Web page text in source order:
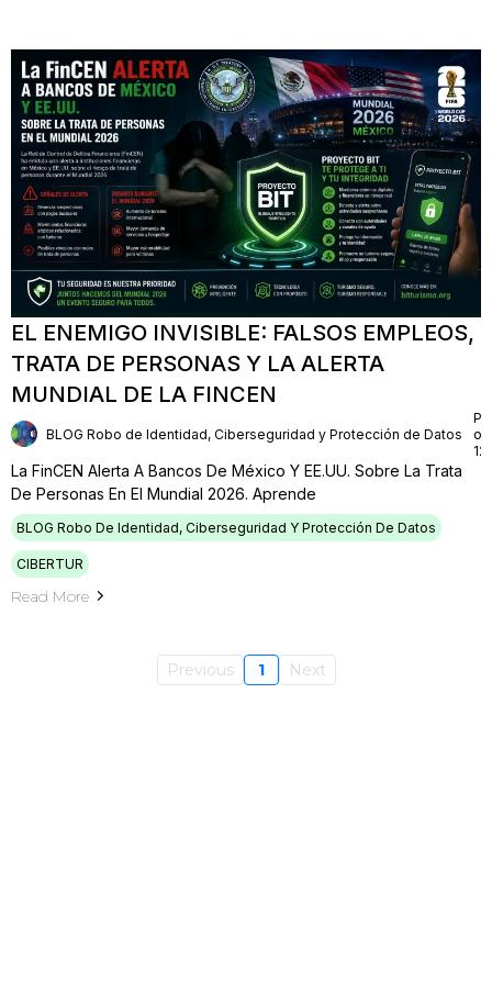
EL ENEMIGO INVISIBLE: FALSOS EMPLEOS,
TRATA DE PERSONAS Y LA ALERTA
MUNDIAL DE LA FINCEN
BLOG Robo de Identidad, Ciberseguridad y Protección de Datos
on:
La FinCEN Alerta A Bancos De México Y EE.UU. Sobre La Trata
De Personas En El Mundial 2026. Aprende
BLOG Robo De Identidad, Ciberseguridad Y Protección De Datos
CIBERTUR
Read More
Previous 1 Next